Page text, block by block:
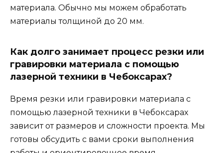
материала. Обычно мы можем обработать
материалы толщиной до 20 мм.
Как долго занимает процесс резки или
гравировки материала с помощью
лазерной техники в Чебоксарах?
Время резки или гравировки материала с
помощью лазерной техники в Чебоксарах
зависит от размеров и сложности проекта. Мы
готовы обсудить с вами сроки выполнения